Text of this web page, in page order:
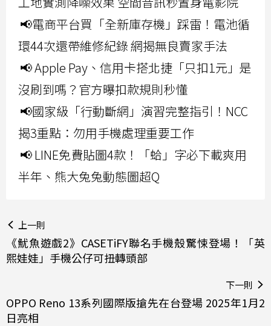
📢電商平台買「全新庫存機」踩雷！電池循
環44次還帶維修紀錄 網揭無良賣家手法
📢 Apple Pay、信用卡搭北捷「只扣1元」是
沒刷到嗎？官方曝扣款規則秒懂
📢國家級「行動斷網」演習完整指引！NCC
揭3重點：勿用手機處理重要工作
📢 LINE免費貼圖4款！「蛤」字必下載爽用
半年、熊大兔兔動態圖超Q
上一則
《魷魚遊戲2》CASETiFY聯名手機殼驚悚登場！「英
熙娃娃」手機公仔可扭轉頭部
下一則
OPPO Reno 13系列國際版搶先在台登場 2025年1月2
日亮相